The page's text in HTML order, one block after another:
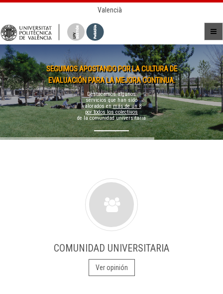
Valencià
SEGUIMOS APOSTANDO POR LA CULTURA DE
EVALUACIÓN PARA LA MEJORA CONTINUA.
Destacamos algunos
servicios que han sido
valorados enmás de un 8
por todos los colectivos
de la comunidad universitaria
COMUNIDAD UNIVERSITARIA
Ver opinión